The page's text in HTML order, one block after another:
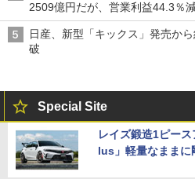
2509億円だが、営業利益44.3％
の492億円で増収減益
日産、新型「キックス」発売か
破
Special Site
レイズ鍛造1ピー
lus」軽量なままに